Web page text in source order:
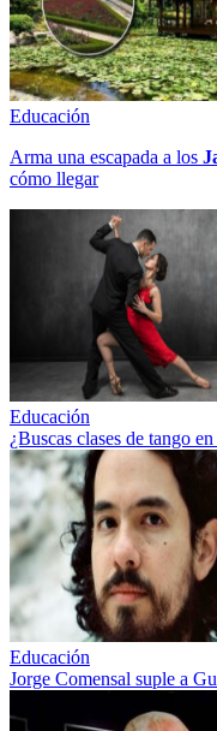
Educación
Arma una escapada a los
cómo llegar
Educación
¿Buscas clases de tango
Educación
Jorge Comensal suple a